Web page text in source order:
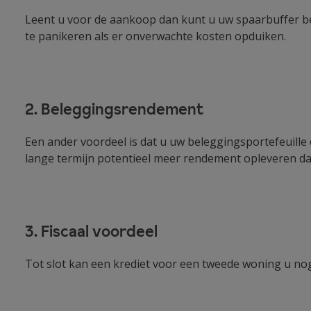
Leent u voor de aankoop dan kunt u uw spaarbuffer
te panikeren als er onverwachte kosten opduiken.
2. Beleggingsrendement
Een ander voordeel is dat u uw
lange termijn potentieel meer rendement opleveren
3. Fiscaal voordeel
Tot slot kan een krediet voor een tweede woning u